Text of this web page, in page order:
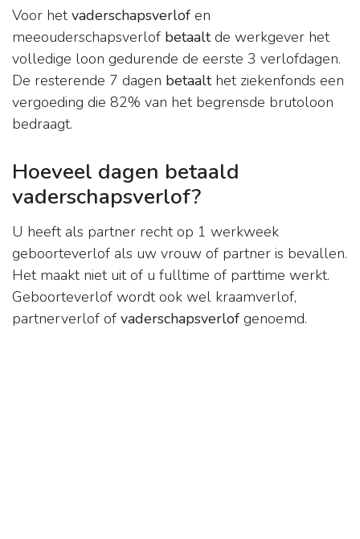
Voor hetvaderschapsverlof en
meeouderschapsverlof betaaltde werkgever het
volledige loon gedurende de eerste 3 verlofdagen.
De resterende 7 dagen betaalthet ziekenfonds een
vergoeding die 82% van het begrensde brutoloon
bedraagt.
Hoeveel dagen betaald
vaderschapsverlof?
U heeft als partner recht op 1 werkweek
geboorteverlof als uw vrouw of partner is bevallen.
Het maakt niet uit of u fulltime of parttime werkt.
Geboorteverlof wordt ook wel kraamverlof,
partnerverlof of vaderschapsverlof genoemd.